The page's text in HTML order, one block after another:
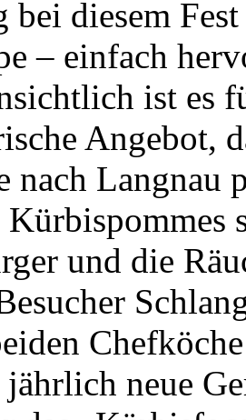
bei diesem
– einfach
ist es
Angebot,
nach Langnau
Kürbispommes
und die
jährlich neue